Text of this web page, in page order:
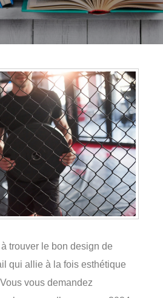
trouver le bon design de
qui allie à la fois esthétique
vous demandez